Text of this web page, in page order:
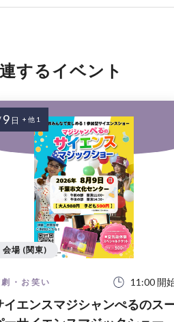
するイベント
・お笑い 11:00 開
イエンスマジシャンぺるのス
会場 (関東)
9 日 + 他 1